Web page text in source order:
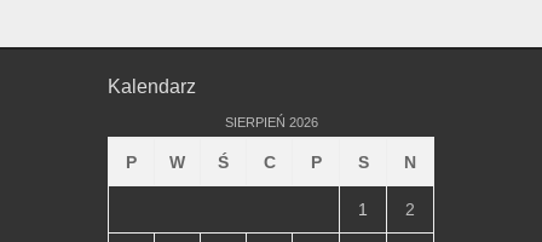
Kalendarz
SIERPIEŃ 2026
P W Ś C P S N
1 2